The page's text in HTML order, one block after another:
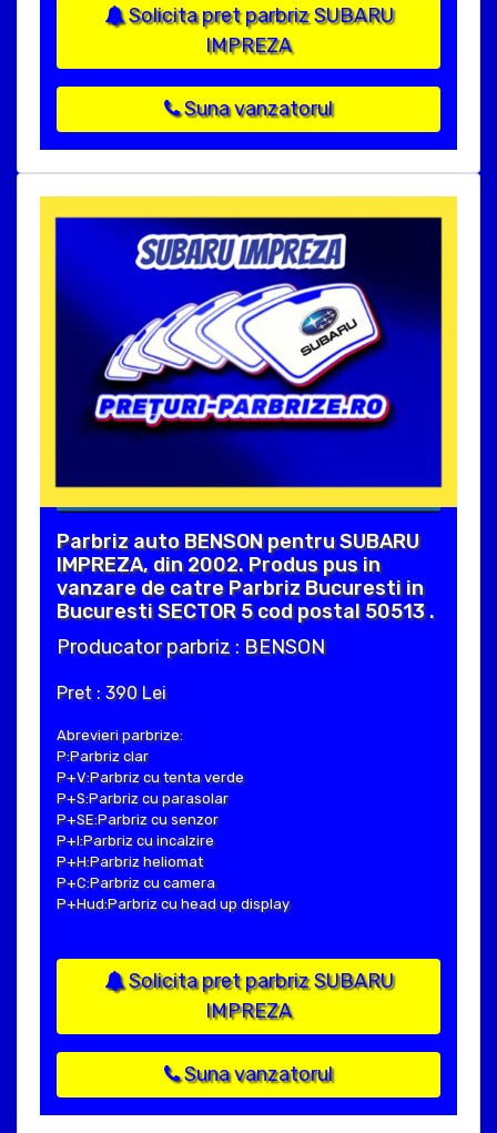
Solicita pret parbriz SUBARU
IMPREZA
Suna vanzatorul
Parbriz auto BENSON pentru SUBARU
IMPREZA, din 2002. Produs pus in
vanzare de catre Parbriz Bucuresti in
Bucuresti SECTOR 5 cod postal 50513 .
Producator parbriz : BENSON
Pret : 390 Lei
Abrevieri parbrize:
P:Parbriz clar
P+V:Parbriz cu tenta verde
P+S:Parbriz cu parasolar
P+SE:Parbriz cu senzor
P+I:Parbriz cu incalzire
P+H:Parbriz heliomat
P+C:Parbriz cu camera
P+Hud:Parbriz cu head up display
Solicita pret parbriz SUBARU
IMPREZA
Suna vanzatorul